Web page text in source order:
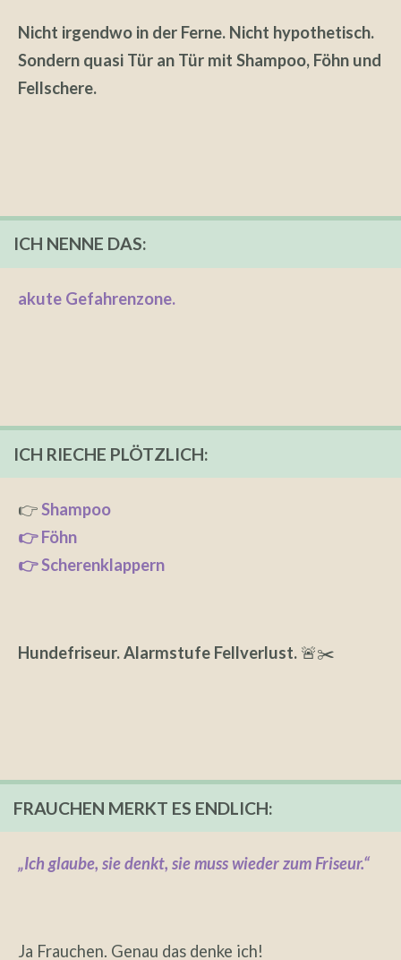
Nicht irgendwo in der Ferne. Nicht hypothetisch.
Sondern quasi Tür an Tür mit Shampoo, Föhn und
Fellschere.
ICH NENNE DAS:
akute Gefahrenzone.
ICH RIECHE PLÖTZLICH:
👉Shampoo
👉 Föhn
👉 Scherenklappern
Hundefriseur. Alarmstufe Fellverlust. 🚨✂️
FRAUCHEN MERKT ES ENDLICH:
„Ich glaube, sie denkt, sie muss wieder zum Friseur.“
Ja Frauchen. Genau das denke ich!